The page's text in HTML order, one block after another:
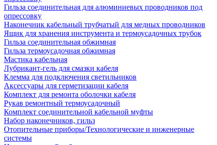
Гильза соединительная для алюминиевых проводников под
опрессовку
Наконечник кабельный трубчатый для медных проводников
Ящик для хранения инструмента и термоусадочных трубок
Гильза соединительная обжимная
Гильза термоусадочная обжимная
Мастика кабельная
Лубрикант-гель для смазки кабеля
Клемма для подключения светильников
Аксессуары для герметизации кабеля
Комплект для ремонта оболочки кабеля
Рукав ремонтный термоусадочный
Комплект соединительной кабельной муфты
Набор наконечников, гильз
Отопительные приборы/Технологические и инженерные
системы